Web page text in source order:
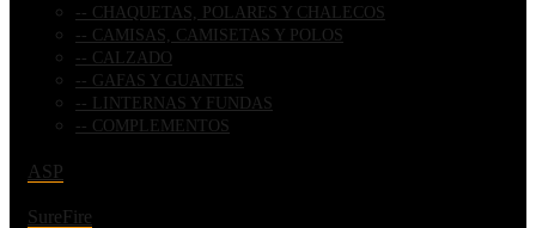
CHAQUETAS, POLARES Y CHALECOS
CAMISAS, CAMISETAS Y POLOS
CALZADO
GAFAS Y GUANTES
LINTERNAS Y FUNDAS
COMPLEMENTOS
ASP
SureFire